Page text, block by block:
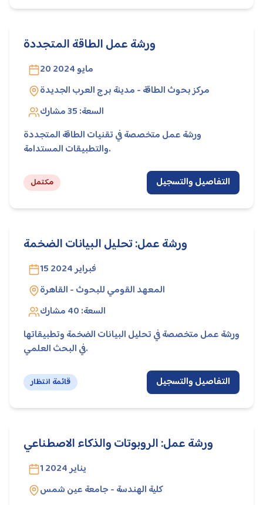
ورشة عمل الطاقة المتجددة
20 مايو 2024
مركز بحوث الطاقة - مدينة برج العرب الجديدة
السعة:35مشارك
ورشة عمل متخصصة في تقنيات الطاقة المتجددة
والتطبيقات المستدامة.
مكتمل التفاصيل والتسجيل
ورشة عمل: تحليل البيانات الضخمة
15 فبراير 2024
المعهد القومي للبحوث - القاهرة
السعة:40مشارك
ورشة عمل متخصصة في تحليل البيانات الضخمة وتطبيقاتها
في البحث العلمي.
قائمة انتظار التفاصيل والتسجيل
ورشة عمل: الروبوتات والذكاء الاصطناعي
1 يناير 2024
كلية الهندسة - جامعة عين شمس